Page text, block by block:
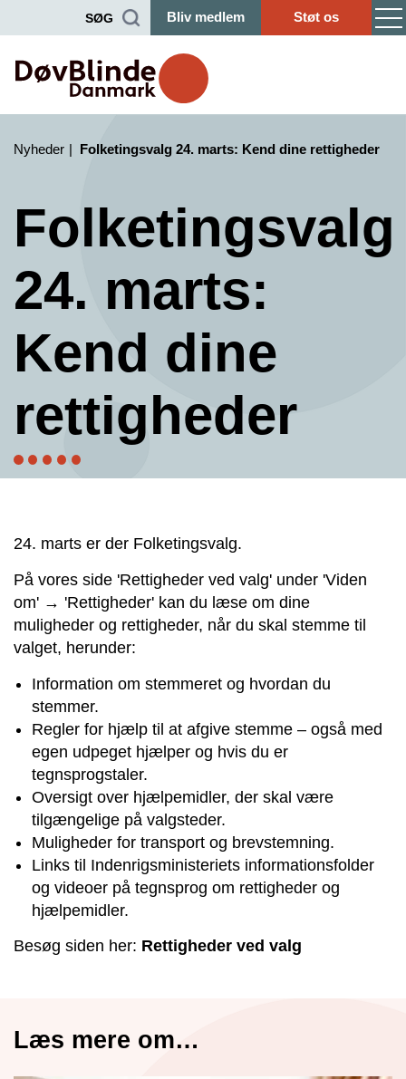
SØG Bliv medlem Støt os
Nyheder Folketingsvalg 24. marts: Kend dine rettigheder
Folketingsvalg
24. marts:
Kend dine
rettigheder
24. marts er der Folketingsvalg.
På vores side 'Rettigheder ved valg' under 'Viden
om' → 'Rettigheder' kan du læse om dine
muligheder og rettigheder, når du skal stemme til
valget, herunder:
Information om stemmeret og hvordan du
stemmer.
Regler for hjælp til at afgive stemme – også med
egen udpeget hjælper og hvis du er
tegnsprogstaler.
Oversigt over hjælpemidler, der skal være
tilgængelige på valgsteder.
Muligheder for transport og brevstemning.
Links til Indenrigsministeriets informationsfolder
og videoer på tegnsprog om rettigheder og
hjælpemidler.
Besøg siden her: Rettigheder ved valg
Læs mere om…